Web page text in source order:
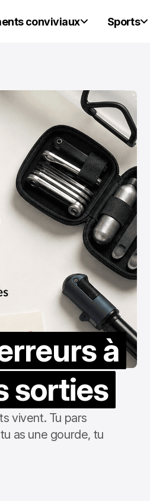
conviviaux Sports
à
sorties
vivent. Tu pars
as une gourde, tu